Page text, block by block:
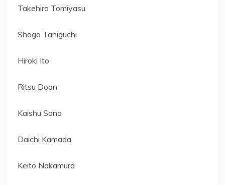
Takehiro Tomiyasu
Shogo Taniguchi
Hiroki Ito
Ritsu Doan
Kaishu Sano
Daichi Kamada
Keito Nakamura